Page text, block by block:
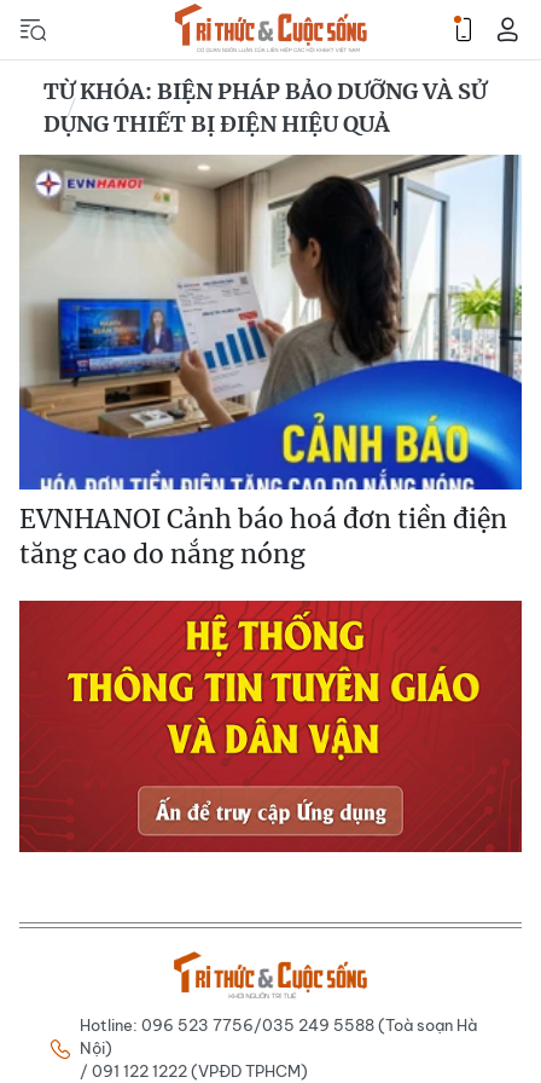
TỪ KHÓA: BIỆN PHÁP BẢO DƯỠNG VÀ SỬ
DỤNG THIẾT BỊ ĐIỆN HIỆU QUẢ
EVNHANOI Cảnh báo hoá đơn tiền điện
tăng cao do nắng nóng
Hotline: 096 523 7756/035 249 5588 (Toà soạn Hà
Nội)
/ 091 122 1222 (VPĐD TPHCM)